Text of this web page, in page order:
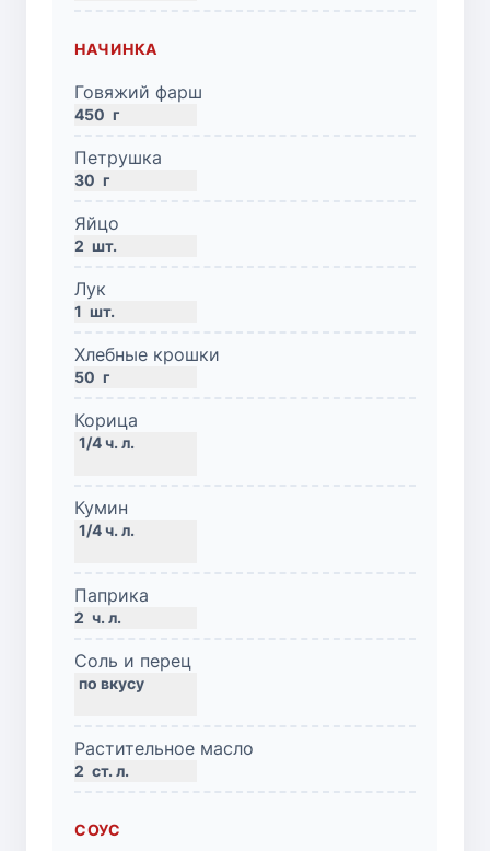
НАЧИНКА
Говяжий фарш
450 г
Петрушка
30 г
Яйцо
2 шт.
Лук
1 шт.
Хлебные крошки
50 г
Корица
Кумин
Паприка
2 ч. л.
Соль и перец
Растительное масло
2 ст. л.
СОУС